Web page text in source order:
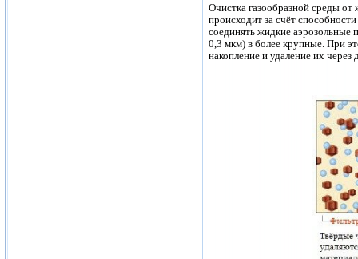
Очистка газообразной среды от
происходит за счёт
соединять жидкие аэрозольные
0,3 мкм) в более крупные. При
накопление и удаление их